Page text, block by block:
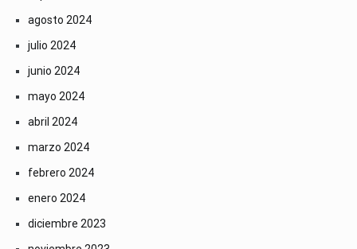
agosto 2024
julio 2024
junio 2024
mayo 2024
abril 2024
marzo 2024
febrero 2024
enero 2024
diciembre 2023